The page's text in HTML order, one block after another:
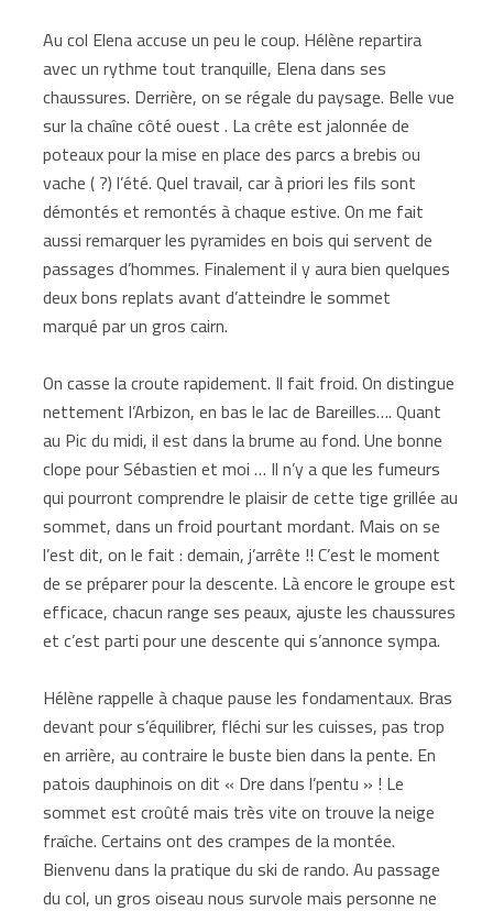
Au col Elena accuse un peu le coup. Hélène repartira
avec un rythme tout tranquille, Elena dans ses
chaussures. Derrière, on se régale du paysage. Belle vue
sur la chaîne côté ouest . La crête est jalonnée de
poteaux pour la mise en place des parcs a brebis ou
vache ( ?) l’été. Quel travail, car à priori les fils sont
démontés et remontés à chaque estive. On me fait
aussi remarquer les pyramides en bois qui servent de
passages d’hommes. Finalement il y aura bien quelques
deux bons replats avant d’atteindre le sommet
marqué par un gros cairn.
On casse la croute rapidement. Il fait froid. On distingue
nettement l’Arbizon, en bas le lac de Bareilles…. Quant
au Pic du midi, il est dans la brume au fond. Une bonne
clope pour Sébastien et moi … Il n’y a que les fumeurs
qui pourront comprendre le plaisir de cette tige grillée au
sommet, dans un froid pourtant mordant. Mais on se
l’est dit, on le fait : demain, j’arrête !! C’est le moment
de se préparer pour la descente. Là encore le groupe est
efficace, chacun range ses peaux, ajuste les chaussures
et c’est parti pour une descente qui s’annonce sympa.
Hélène rappelle à chaque pause les fondamentaux. Bras
devant pour s’équilibrer, fléchi sur les cuisses, pas trop
en arrière, au contraire le buste bien dans la pente. En
patois dauphinois on dit « Dre dans l’pentu » ! Le
sommet est croûté mais très vite on trouve la neige
fraîche. Certains ont des crampes de la montée.
Bienvenu dans la pratique du ski de rando. Au passage
du col, un gros oiseau nous survole mais personne ne